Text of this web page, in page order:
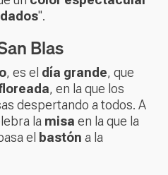
".
Blas
, es el día grande, que
, en la que los
despertando a todos. A
la misa en la que la
el bastón a la